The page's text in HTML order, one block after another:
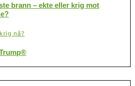
brann – ekte eller krig mot